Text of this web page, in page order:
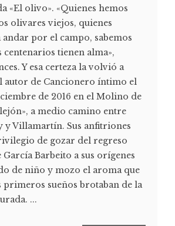
«El olivo». «Quienes hemos
olivares viejos, quienes
andar por el campo, sabemos
centenarios tienen alma»,
Y esa certeza la volvió a
de Cancionero íntimo el
de 2016 en el Molino de
a medio camino entre
y Villamartín. Sus anfitriones
de gozar del regreso
Barbeito a sus orígenes
de niño y mozo el aroma que
primeros sueños brotaban de la
...